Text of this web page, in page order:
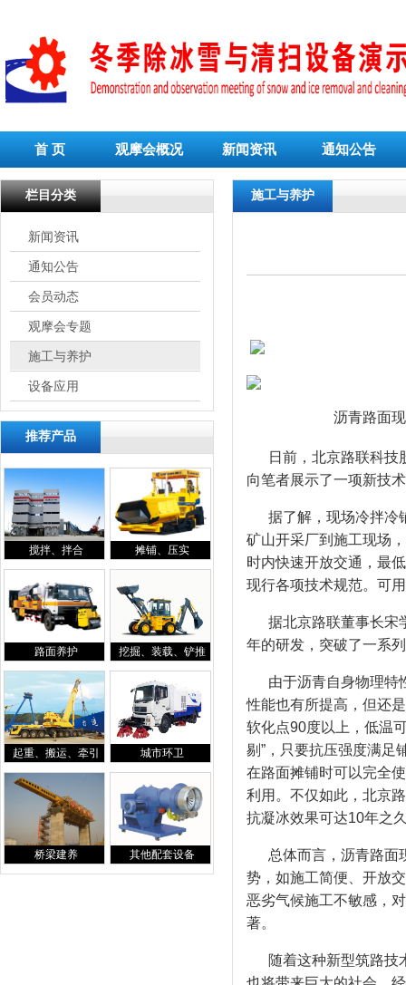
首 页 观摩会概况 新闻资讯 通知公告
栏目分类
新闻资讯
通知公告
会员动态
观摩会专题
施工与养护
设备应用
推荐产品
搅拌、拌合 摊铺、压实
路面养护 挖掘、装载、铲推
起重、搬运、牵引 城市环卫
桥梁建养 其他配套设备
施工与养护
沥青路面现场冷
日前，北京路联科技
向笔者展示了一项新技
据了解，现场冷拌冷
矿山开采厂到施工现场
时内快速开放交通，最
现行各项技术规范。可
据北京路联董事长宋
年的研发，突破了一系
由于沥青自身物理特
性能也有所提高，但还
软化点90度以上，低温
剔”，只要抗压强度满足
在路面摊铺时可以完全
利用。不仅如此，北京
抗凝冰效果可达10年之
总体而言，沥青路面
势，如施工简便、开放
恶劣气候施工不敏感，
著。
随着这种新型筑路技